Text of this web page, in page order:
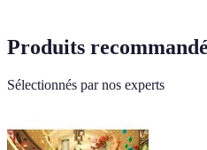
Produits
Sélectionnés par nos experts